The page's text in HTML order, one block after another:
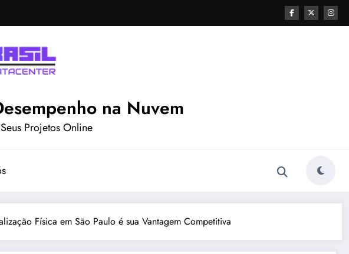
na Nuvem
Projetos Online
Física em São Paulo é sua Vantagem Competitiva